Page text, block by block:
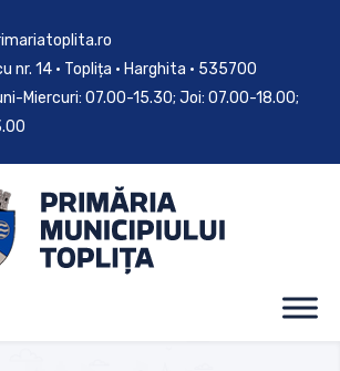
nr. 14 • Toplița • Harghita • 535700
Miercuri: 07.00-15.30; Joi: 07.00-18.00;